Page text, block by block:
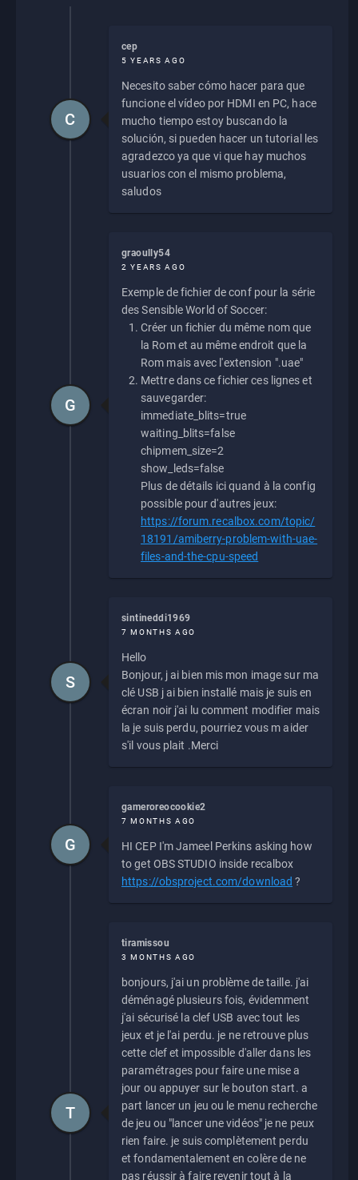
cep
5 YEARS AGO
Necesito saber cómo hacer para que
funcione el vídeo por HDMI en PC, hace
mucho tiempo estoy buscando la
solución, si pueden hacer un tutorial les
agradezco ya que vi que hay muchos
usuarios con el mismo problema,
saludos
C
graoully54
2 YEARS AGO
Exemple de fichier de conf pour la série
des Sensible World of Soccer:
Créer un fichier du même nom que
la Rom et au même endroit que la
Rom mais avec l'extension ".uae"
Mettre dans ce fichier ces lignes et
sauvegarder:
immediate_blits=true
waiting_blits=false
chipmem_size=2
show_leds=false
Plus de détails ici quand à la config
possible pour d'autres jeux:
https://forum.recalbox.com/topic/
18191/amiberry-problem-with-uae-
files-and-the-cpu-speed
G
sintineddi1969
7 MONTHS AGO
Hello
Bonjour, j ai bien mis mon image sur ma
clé USB j ai bien installé mais je suis en
écran noir j'ai lu comment modifier mais
la je suis perdu, pourriez vous m aider
s'il vous plait .Merci
S
gameroreocookie2
7 MONTHS AGO
HI CEP I'm Jameel Perkins asking how
to get OBS STUDIO inside recalbox
https://obsproject.com/download ?
G
tiramissou
3 MONTHS AGO
bonjours, j'ai un problème de taille. j'ai
déménagé plusieurs fois, évidemment
j'ai sécurisé la clef USB avec tout les
jeux et je l'ai perdu. je ne retrouve plus
cette clef et impossible d'aller dans les
paramétrages pour faire une mise a
jour ou appuyer sur le bouton start. a
part lancer un jeu ou le menu recherche
de jeu ou "lancer une vidéos" je ne peux
rien faire. je suis complètement perdu
et fondamentalement en colère de ne
pas réussir à faire revenir tout à la
T